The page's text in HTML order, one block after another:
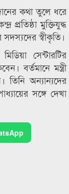
কথা তুলে ধরে
প্রতিষ্ঠা মুক্তিযুদ্ধ
স্বীকৃতি।
সেন্টারটির
বর্তমানে মন্ত্রী
তিনি অন্যান্যদের
সঙ্গে দেখা